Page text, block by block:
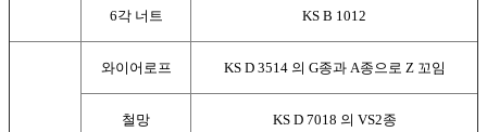
6각 너트 KS B 1012
와이어로프 KS D 3514 의 G종과 A종으로 Z 꼬임
철망 KS D 7018 의 VS2종